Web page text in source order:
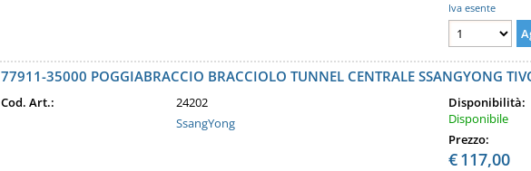
Iva esente
77911-35000 POGGIABRACCIO BRACCIOLO TUNNEL CENTRALE SSANGYONG
Cod. Art.:
24202
SsangYong
Disponibilità:
Disponibile
Prezzo:
€117,00